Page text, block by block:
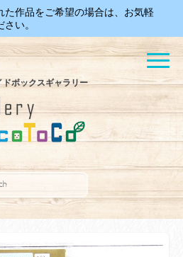
た作品をご希望の場合は、お気軽
い。
ドボックスギャラリー